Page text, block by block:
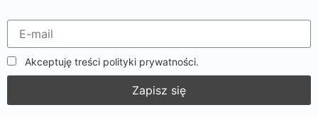
Akceptuję treści polityki prywatności.